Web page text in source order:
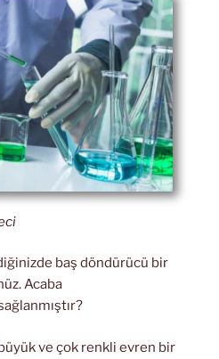
baş döndürücü bir
Acaba
ve çok renkli evren bir